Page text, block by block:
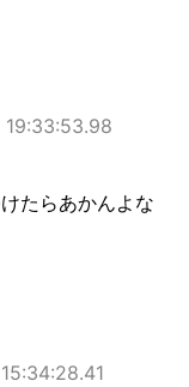
たらあかんよな